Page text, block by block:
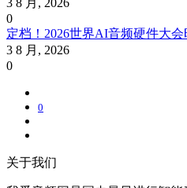
0
定档！2026世界AI音频硬件大
3 8 月, 2026
0
0
关于我们